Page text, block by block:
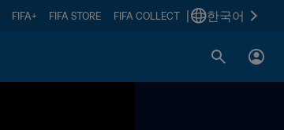
FIFA+ FIFA STORE FIFA COLLECT 한국어